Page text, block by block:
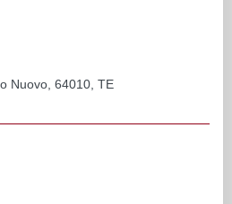
Nuovo, 64010, TE